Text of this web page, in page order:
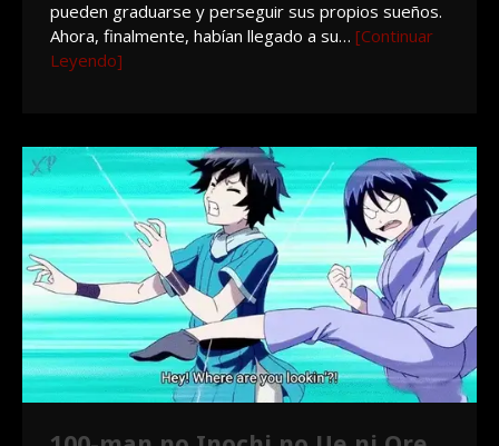
pueden graduarse y perseguir sus propios sueños.
Ahora, finalmente, habían llegado a su… [Continuar
Leyendo]